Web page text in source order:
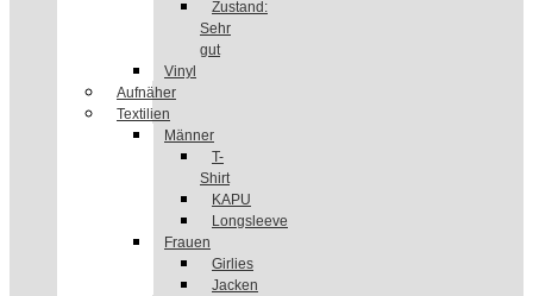
Zustand:
Sehr
gut
Vinyl
Aufnäher
Textilien
Männer
T-
Shirt
KAPU
Longsleeve
Frauen
Girlies
Jacken